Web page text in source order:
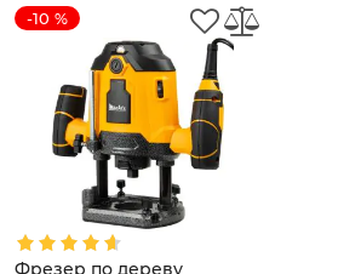
-10 %
Фрезер по дереву